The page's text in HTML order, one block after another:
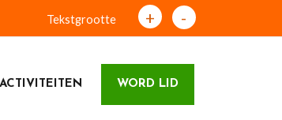
Tekstgrootte + -
ACTIVITEITEN WORD LID